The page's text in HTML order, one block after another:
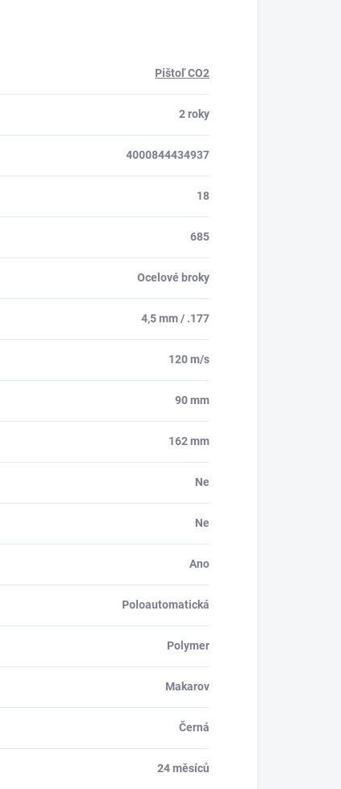
Pištoľ CO2
2 roky
4000844434937
18
685
Ocelové broky
4,5 mm / .177
120 m/s
90 mm
162 mm
Ne
Ne
Ano
Poloautomatická
Polymer
Makarov
Černá
24 měsíců